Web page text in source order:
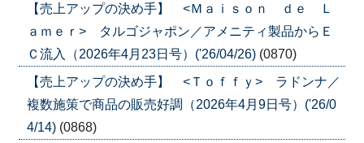
【売上アップの決め手】 <Ｍａｉｓｏｎ ｄｅ Ｌ
ａｍｅｒ> タルゴジャポン／アメニティ製品からＥ
Ｃ流入（2026年4月23日号）('26/04/26) (0870)
【売上アップの決め手】 <Ｔｏｆｆｙ> ラドンナ／
複数施策で商品の販売好調（2026年4月9日号）('26/0
4/14) (0868)